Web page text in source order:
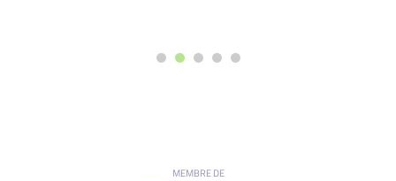
MEMBRE DE